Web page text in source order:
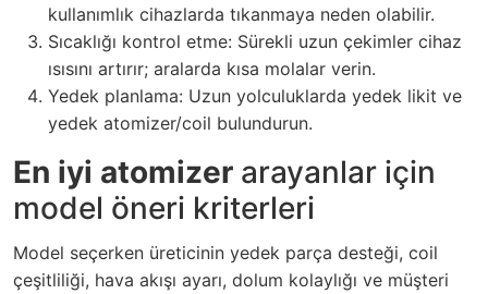
kullanımlık cihazlarda tıkanmaya neden olabilir.
Sıcaklığı kontrol etme: Sürekli uzun çekimler cihaz
ısısını artırır; aralarda kısa molalar verin.
Yedek planlama: Uzun yolculuklarda yedek likit ve
yedek atomizer/coil bulundurun.
En iyi atomizer arayanlar için
model öneri kriterleri
Model seçerken üreticinin yedek parça desteği, coil
çeşitliliği, hava akışı ayarı, dolum kolaylığı ve müşteri